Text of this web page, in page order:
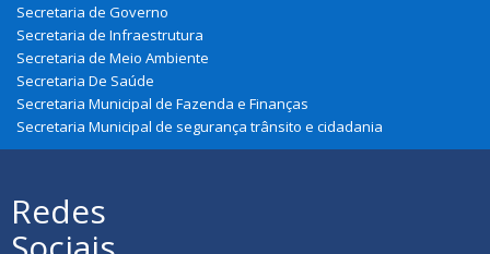
Secretaria de Governo
Secretaria de Infraestrutura
Secretaria de Meio Ambiente
Secretaria De Saúde
Secretaria Municipal de Fazenda e Finanças
Secretaria Municipal de segurança trânsito e cidadania
Redes